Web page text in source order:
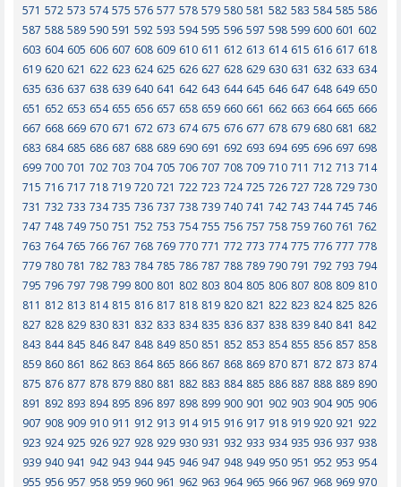
571 572 573 574 575 576 577 578 579 580 581 582 583 584 585 586
587 588 589 590 591 592 593 594 595 596 597 598 599 600 601 602
603 604 605 606 607 608 609 610 611 612 613 614 615 616 617 618
619 620 621 622 623 624 625 626 627 628 629 630 631 632 633 634
635 636 637 638 639 640 641 642 643 644 645 646 647 648 649 650
651 652 653 654 655 656 657 658 659 660 661 662 663 664 665 666
667 668 669 670 671 672 673 674 675 676 677 678 679 680 681 682
683 684 685 686 687 688 689 690 691 692 693 694 695 696 697 698
699 700 701 702 703 704 705 706 707 708 709 710 711 712 713 714
715 716 717 718 719 720 721 722 723 724 725 726 727 728 729 730
731 732 733 734 735 736 737 738 739 740 741 742 743 744 745 746
747 748 749 750 751 752 753 754 755 756 757 758 759 760 761 762
763 764 765 766 767 768 769 770 771 772 773 774 775 776 777 778
779 780 781 782 783 784 785 786 787 788 789 790 791 792 793 794
795 796 797 798 799 800 801 802 803 804 805 806 807 808 809 810
811 812 813 814 815 816 817 818 819 820 821 822 823 824 825 826
827 828 829 830 831 832 833 834 835 836 837 838 839 840 841 842
843 844 845 846 847 848 849 850 851 852 853 854 855 856 857 858
859 860 861 862 863 864 865 866 867 868 869 870 871 872 873 874
875 876 877 878 879 880 881 882 883 884 885 886 887 888 889 890
891 892 893 894 895 896 897 898 899 900 901 902 903 904 905 906
907 908 909 910 911 912 913 914 915 916 917 918 919 920 921 922
923 924 925 926 927 928 929 930 931 932 933 934 935 936 937 938
939 940 941 942 943 944 945 946 947 948 949 950 951 952 953 954
955 956 957 958 959 960 961 962 963 964 965 966 967 968 969 970